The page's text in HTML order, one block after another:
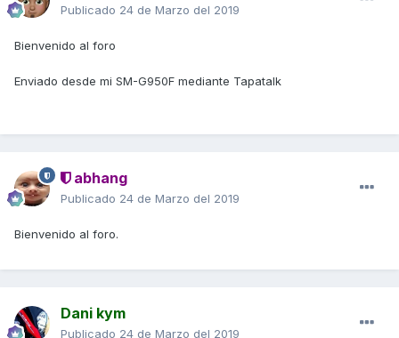
Publicado 24 de Marzo del 2019
Bienvenido al foro
Enviado desde mi SM-G950F mediante Tapatalk
abhang
Publicado 24 de Marzo del 2019
Bienvenido al foro.
Dani kym
Publicado 24 de Marzo del 2019